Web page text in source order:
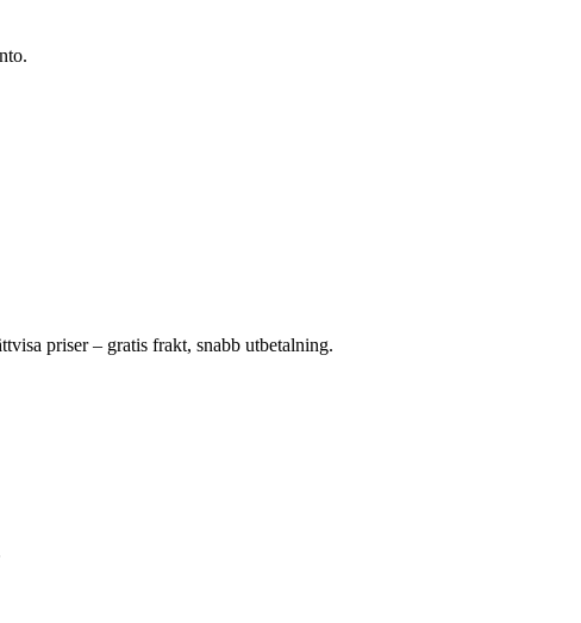
priser – gratis frakt, snabb utbetalning.